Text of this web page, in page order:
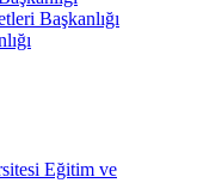
Başkanlığı
Eğitim ve